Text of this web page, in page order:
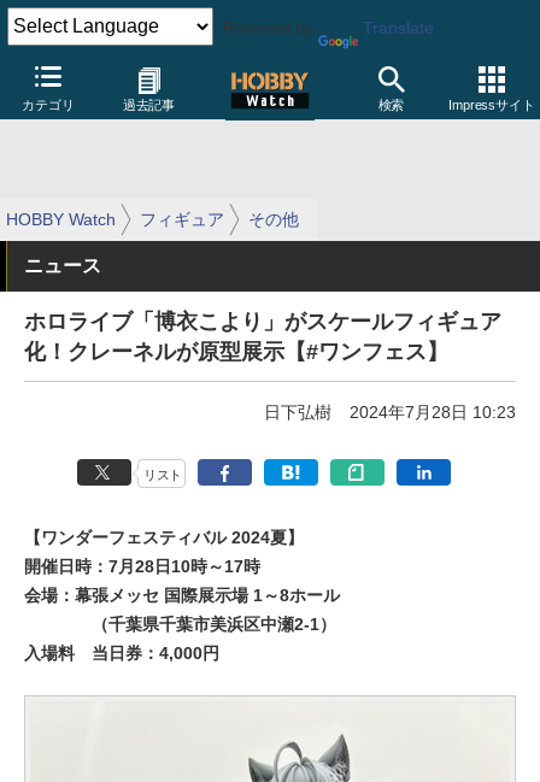
Powered by Translate
カテゴリ 過去記事 検索 Impressサイト
HOBBY Watch フィギュア その他
ニュース
ホロライブ「博衣こより」がスケールフィギュア
化！クレーネルが原型展示【#ワンフェス】
日下弘樹 2024年7月28日 10:23
リスト
【ワンダーフェスティバル 2024夏】
開催日時：7月28日10時～17時
会場：幕張メッセ 国際展示場 1～8ホール
（千葉県千葉市美浜区中瀬2-1）
入場料
当日券：4,000円